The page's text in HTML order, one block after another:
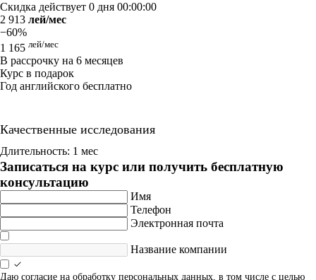
Скидка действует 0 дня 00:00:00
2 913 лей/мес
−60%
1 165 лей/мес
В рассрочку на 6 месяцев
Курс в подарок
Год английского бесплатно
Качественные исследования
Длительность: 1 мес
Записаться на курс или получить бесплатную
консультацию
Имя
Телефон
Электронная почта
Название компании
Даю согласие на обработку персональных данных, в том числе с целью